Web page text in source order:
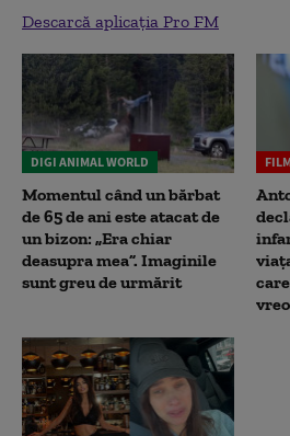
Descarcă aplicația Pro FM
DIGI ANIMAL WORLD
Momentul când un bărbat
de 65 de ani este atacat de
un bizon: „Era chiar
deasupra mea”. Imaginile
sunt greu de urmărit